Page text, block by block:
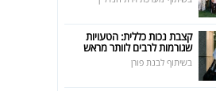
קצבת נכות כללית: הטעויות
שגורמות לרבים לוותר מראש
בשיתוף לבנת פורן